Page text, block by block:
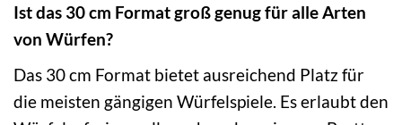
Ist das 30 cm Format groß genug für alle Arten
von Würfen?
Das 30 cm Format bietet ausreichend Platz für
die meisten gängigen Würfelspiele. Es erlaubt den